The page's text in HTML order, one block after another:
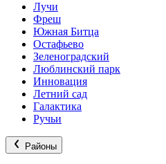
Лучи
Фреш
Южная Битца
Остафьево
Зеленоградский
Люблинский парк
Инновация
Летний сад
Галактика
Ручьи
Районы